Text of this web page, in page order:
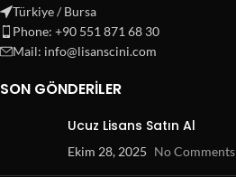
Türkiye / Bursa
Phone: +90 551 871 68 30
Mail: info@lisanscini.com
SON GÖNDERILER
Ucuz Lisans Satın Al
Ekim 28, 2025 No Comments